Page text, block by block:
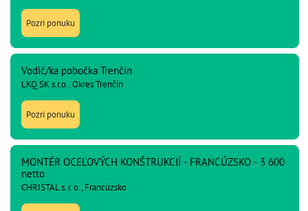
Pozri ponuku
Vodič/ka pobočka Trenčín
LKQ SK s.r.o., Okres Trenčín
Pozri ponuku
MONTÉR OCEĽOVÝCH KONŠTRUKCIÍ - FRANCÚZSKO - 3 600
netto
CHRISTAL s. r. o., Francúzsko